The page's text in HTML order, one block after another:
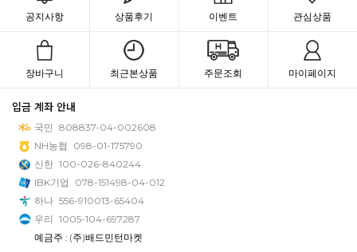
공지사항 상품후기 이벤트 관심상품
장바구니 최근본상품 주문조회 마이페이지
입금 계좌 안내
국민 808837-04-002608
NH농협
098-01-175790
신한 100-026-840244
IBK기업
078-151498-04-012
하나 556-910013-65404
우리 1005-104-697287
예금주 : (주)배드민턴마켓